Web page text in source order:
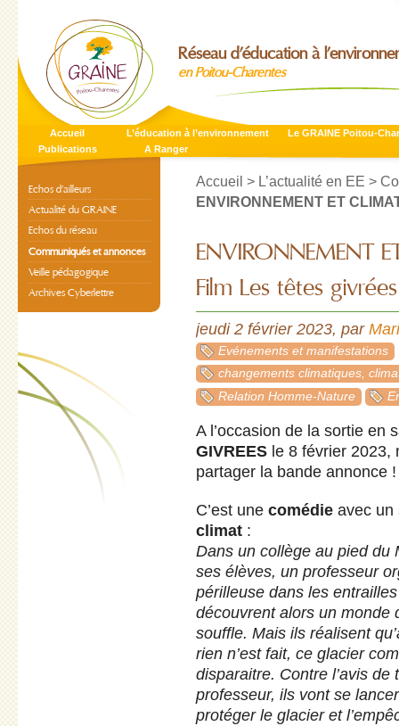
Réseau d’éducation à
en Poitou-Charentes
Accueil L’éducation à l’environnement
Le GRAINE Poitou-
Publications
A Ranger
Accueil > L’actualité en EE >
ENVIRONNEMENT ET
ENVIRONNEMENT
Film Les têtes givrées
jeudi 2 février 2023, par
Evénements et manifestations
changements climatiques,
Relation Homme-Nature
A l’occasion de la sortie en
GIVREES le 8 février 2023,
partager la bande annonce !
C’est une comédie avec
climat :
Dans un collège au pied du
ses élèves, un professeur
périlleuse dans les
découvrent alors un monde
souffle. Mais ils réalisent
rien n’est fait, ce glacier
disparaitre. Contre l’avis
professeur, ils vont se
protéger le glacier et
Echos d’ailleurs
Actualité du GRAINE
Echos du réseau
Communiqués et annonces
Veille pédagogique
Archives Cyberlettre